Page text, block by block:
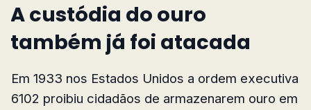
A custódia do ouro
também já foi atacada
Em 1933 nos Estados Unidos a ordem executiva
6102 proibiu cidadãos de armazenarem ouro em